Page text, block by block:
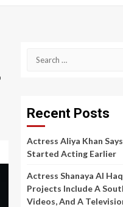
Search
Recent Posts
Actress Aliya Khan
Started Acting Earlier
Actress Shanaya Al
Projects Include A
Videos, And A